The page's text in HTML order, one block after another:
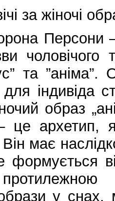
за жіночі
Персони
та
індивіда
образ
це архетип,
має
формується
у